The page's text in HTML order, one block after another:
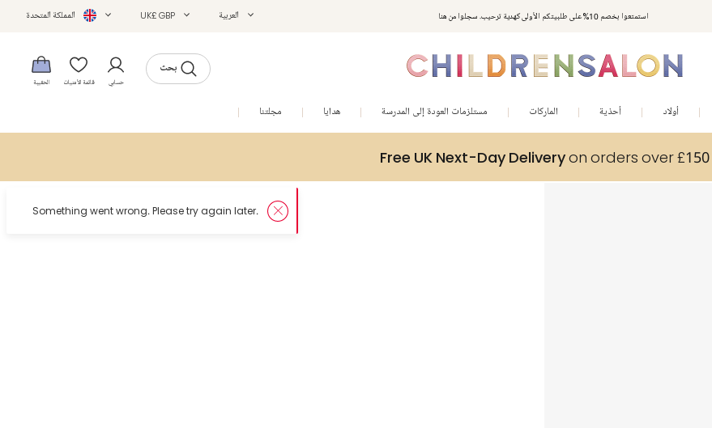
استمتعوا بخصم 10% على طلبيتكم الأولى كهدية ترحيب. سجلوا من هنا العربية UK£ GBP المملكة المتحدة
بحث
حسابي قائمة الأمنيات الحقيبة
أولاد أحذية الماركات مستلزمات العودة إلى المدرسة هدايا مجلتنا
Free UK Next-Day Deliveryon orders over £150